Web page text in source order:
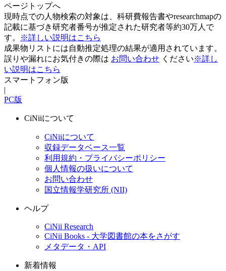
ページトップへ
現時点での人物検索の対象は、科研費報告書やresearchmapの
記載に基づき研究者番号が推定された研究者等約30万人で
す。
※詳しい説明はこちら
成果物リストには自動推定処理の結果が適用されています。
誤りや漏れにお気付きの際は お問い合わせ ください※詳し
い説明はこちら
スマートフォン版
|
PC版
CiNiiについて
CiNiiについて
収録データベース一覧
利用規約・プライバシーポリシー
個人情報の扱いについて
お問い合わせ
国立情報学研究所 (NII)
ヘルプ
CiNii Research
CiNii Books - 大学図書館の本をさがす
メタデータ・API
新着情報